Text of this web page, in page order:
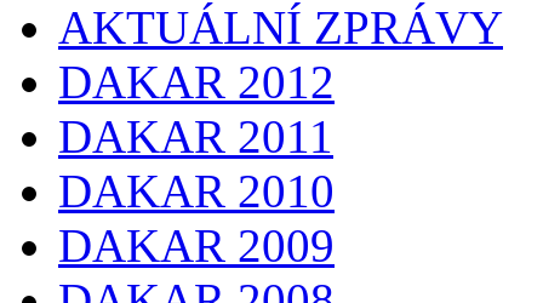
AKTUÁLNÍ ZPRÁVY
DAKAR 2012
DAKAR 2011
DAKAR 2010
DAKAR 2009